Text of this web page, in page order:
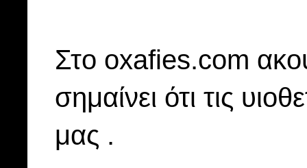
Στo oxafies.com
σημαίνει ότι τις
μας .